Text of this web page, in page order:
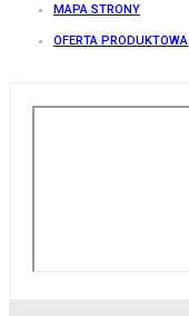
MAPA STRONY
OFERTA PRODUKTOWA